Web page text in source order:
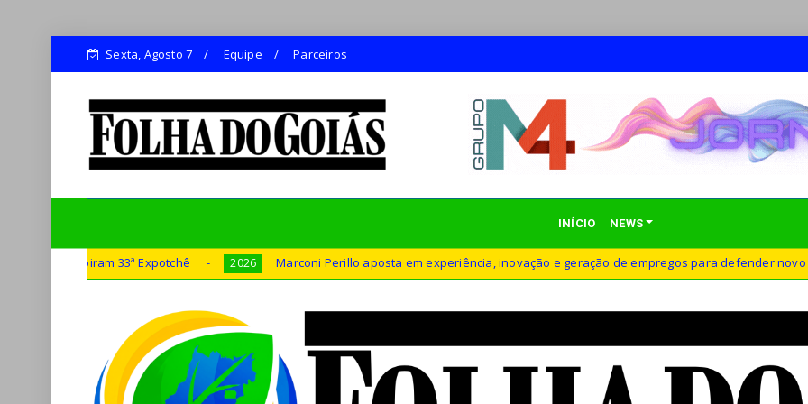
Sexta, Agosto 7 Equipe Parceiros
INÍCIO NEWS
33ª Expotchê 2026 Marconi Perillo aposta em experiência, inovação e geração de empregos para defender novo ciclo de